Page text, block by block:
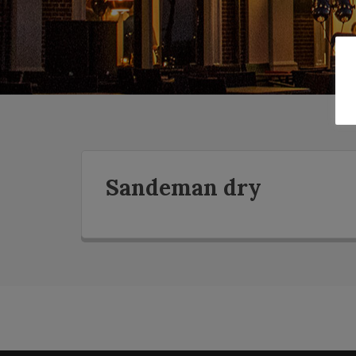
Sandeman dry